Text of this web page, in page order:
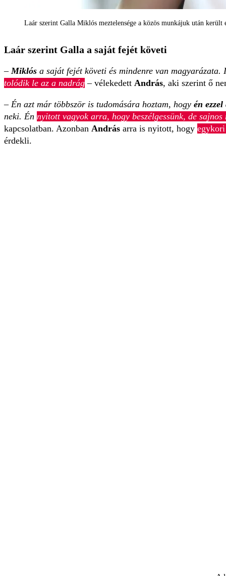
Laár szerint Galla Miklós meztelensége a közös munkájuk után
Laár szerint Galla a saját fejét követi
–Miklós a saját fejét követi és mindenre van
tolódik le az a nadrág – vélekedett András, aki szerint ő
– Én azt már többször is tudomására hoztam, hogy én
neki. Én nyitott vagyok arra, hogy beszélgessünk, de sajnos
kapcsolatban. Azonban András arra is nyitott, hogy
érdekli.